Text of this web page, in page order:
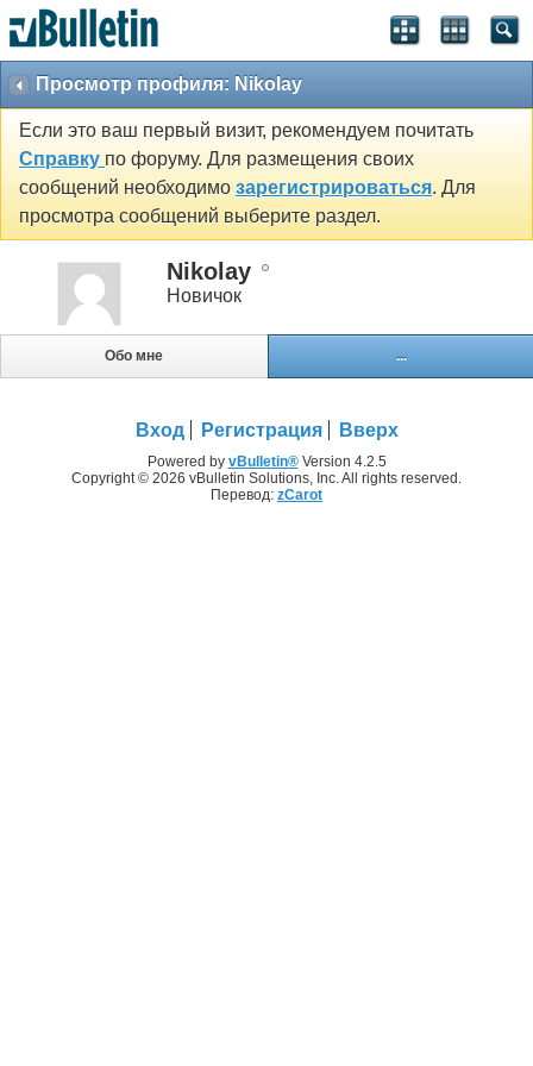
Просмотр профиля: Nikolay
Если это ваш первый визит, рекомендуем почитать
Справку по форуму. Для размещения своих
сообщений необходимо зарегистрироваться. Для
просмотра сообщений выберите раздел.
Nikolay
Новичок
Обо мне ...
Вход Регистрация Вверх
Powered by vBulletin®Version 4.2.5
Copyright © 2026 vBulletin Solutions, Inc. All rights reserved.
Перевод: zCarot